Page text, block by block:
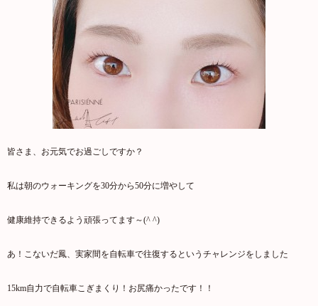
皆さま、お元気でお過ごしですか？
私は朝のウォーキングを30分から50分に増やして
健康維持できるよう頑張ってます～(^ ^)
あ！こないだ鳳、実家間を自転車で往復するというチャレンジをしました
15km自力で自転車こぎまくり！お尻痛かったです！！